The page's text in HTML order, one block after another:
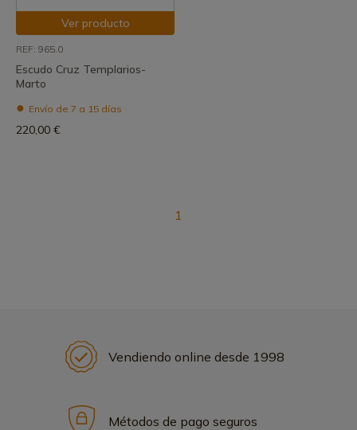
Ver producto
REF: 965.0
Escudo Cruz Templarios-
Marto
Envío de 7 a 15 días
220,00 €
1
Vendiendo online desde 1998
Métodos de pago seguros